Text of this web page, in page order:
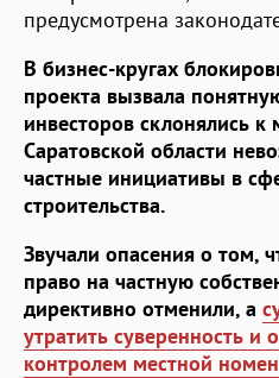
предусмотрена
В бизнес-кругах
проекта вызвала
инвесторов склонялись
Саратовской области
частные инициативы в
строительства.
Звучали опасения о том,
право на частную
директивно отменили, а
утратить суверенность и
контролем местной